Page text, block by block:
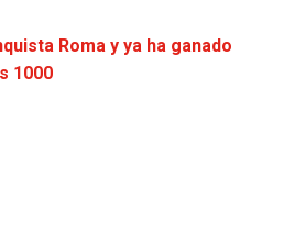
Roma y ya ha ganado
1000